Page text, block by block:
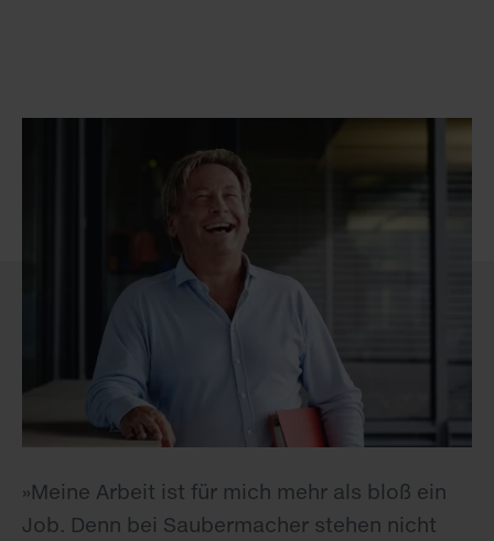
»Meine Arbeit ist für mich mehr als bloß ein
Job. Denn bei Saubermacher stehen nicht